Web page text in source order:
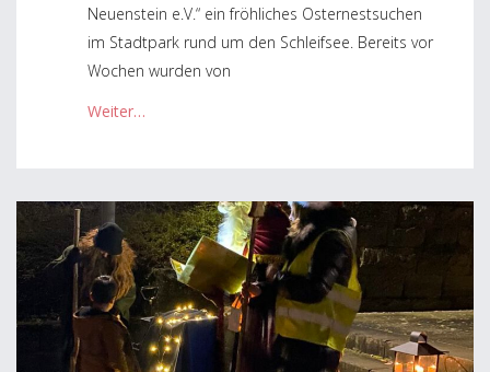
Neuenstein e.V.“ ein fröhliches Osternestsuchen
im Stadtpark rund um den Schleifsee. Bereits vor
Wochen wurden von
Weiter…